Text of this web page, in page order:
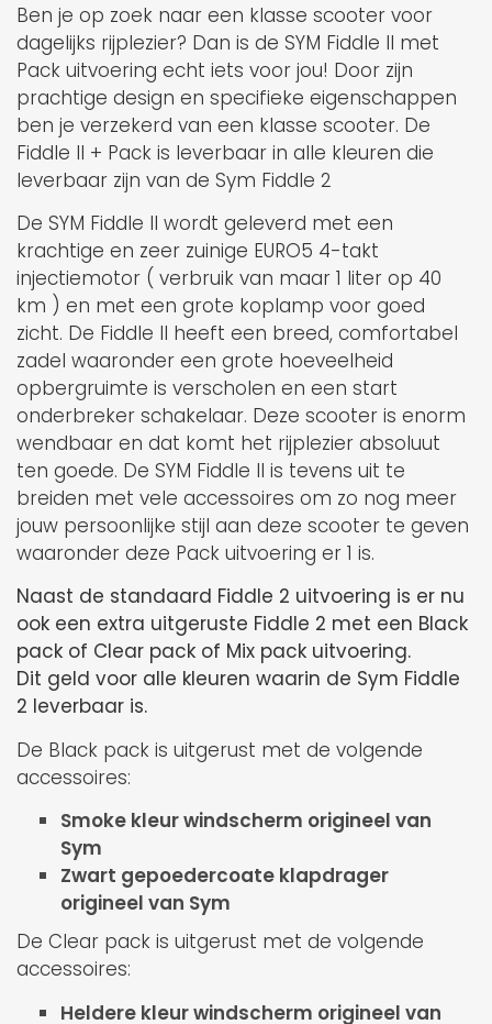
Ben je op zoek naar een klasse scooter voor
dagelijks rijplezier? Dan is de SYM Fiddle II met
Pack uitvoering echt iets voor jou! Door zijn
prachtige design en specifieke eigenschappen
ben je verzekerd van een klasse scooter. De
Fiddle II + Pack is leverbaar in alle kleuren die
leverbaar zijn van de Sym Fiddle 2
De SYM Fiddle II wordt geleverd met een
krachtige en zeer zuinige EURO5 4-takt
injectiemotor ( verbruik van maar 1 liter op 40
km ) en met een grote koplamp voor goed
zicht. De Fiddle II heeft een breed, comfortabel
zadel waaronder een grote hoeveelheid
opbergruimte is verscholen en een start
onderbreker schakelaar. Deze scooter is enorm
wendbaar en dat komt het rijplezier absoluut
ten goede. De SYM Fiddle II is tevens uit te
breiden met vele accessoires om zo nog meer
jouw persoonlijke stijl aan deze scooter te geven
waaronder deze Pack uitvoering er 1 is.
Naast de standaard Fiddle 2 uitvoering is er nu
ook een extra uitgeruste Fiddle 2 met een Black
pack of Clear pack of Mix pack uitvoering.
Dit geld voor alle kleuren waarin de Sym Fiddle
2 leverbaar is.
De Black pack is uitgerust met de volgende
accessoires:
Smoke kleur windscherm origineel van
Sym
Zwart gepoedercoate klapdrager
origineel van Sym
De Clear pack is uitgerust met de volgende
accessoires:
Heldere kleur windscherm origineel van